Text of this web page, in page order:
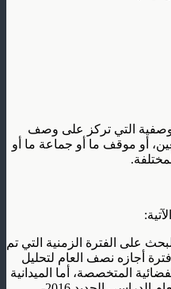
التي تركز على وصف
أو موقف ما أو جماعة ما أو
على الفترة الزمنية التي تم
أجازه نصف العام لتحليل
المتخصصة، أما الميدانية